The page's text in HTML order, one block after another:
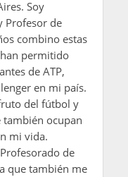
Soy
Profesor de
combino estas
permitido
de ATP,
en mi país.
del fútbol y
ocupan
mi vida.
de
que también me